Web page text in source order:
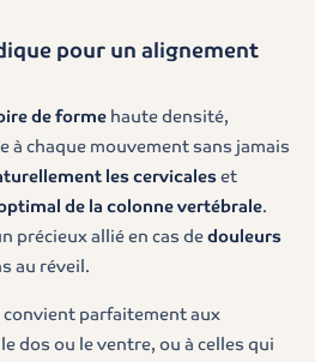
pour un alignement
de formehaute densité,
à chaque mouvement sans jamais
les cervicaleset
de la colonne vertébrale.
précieux allié en cas dedouleurs
au réveil.
parfaitement aux
dos ou le ventre, ou à celles qui